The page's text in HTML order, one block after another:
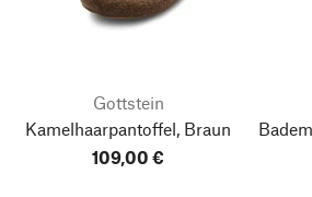
Gottstein
Kamelhaarpantoffel, Braun
109,00 €